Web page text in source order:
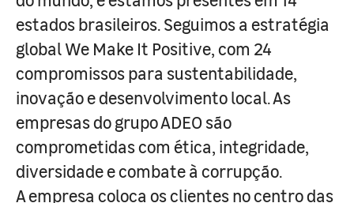
estados brasileiros. Seguimos a estratégia
global We Make It Positive, com 24
compromissos para sustentabilidade,
inovação e desenvolvimento local. As
empresas do grupo ADEO são
comprometidas com ética, integridade,
diversidade e combate à corrupção.
A empresa coloca os clientes no centro das